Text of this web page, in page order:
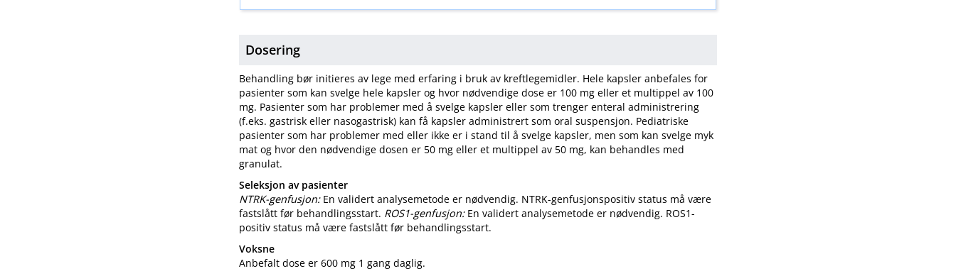
Dosering
Behandling bør initieres av lege med erfaring i bruk av kreftlegemidler. Hele kapsler anbefales for
pasienter som kan svelge hele kapsler og hvor nødvendige dose er 100 mg eller et multippel av 100
mg. Pasienter som har problemer med å svelge kapsler eller som trenger enteral administrering
(f.eks. gastrisk eller nasogastrisk) kan få kapsler administrert som oral suspensjon. Pediatriske
pasienter som har problemer med eller ikke er i stand til å svelge kapsler, men som kan svelge myk
mat og hvor den nødvendige dosen er 50 mg eller et multippel av 50 mg, kan behandles med
granulat.
Seleksjon av pasienter
NTRK-genfusjon: En validert analysemetode er nødvendig. NTRK-genfusjonspositiv status må være
fastslått før behandlingsstart. ROS1-genfusjon: En validert analysemetode er nødvendig. ROS1-
positiv status må være fastslått før behandlingsstart.
Voksne
Anbefalt dose er 600 mg 1 gang daglig.